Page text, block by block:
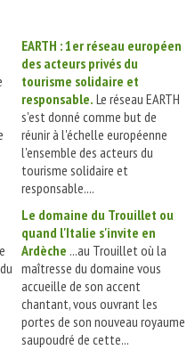
EARTH : 1er réseau européen
des acteurs privés du
tourisme solidaire et
responsable. Le réseau EARTH
s'est donné comme but de
réunir à l'échelle européenne
l'ensemble des acteurs du
tourisme solidaire et
responsable....
Le domaine du Trouillet ou
quand l'Italie s'invite en
Ardèche ...au Trouillet où la
maîtresse du domaine vous
accueille de son accent
chantant, vous ouvrant les
portes de son nouveau royaume
saupoudré de cette...